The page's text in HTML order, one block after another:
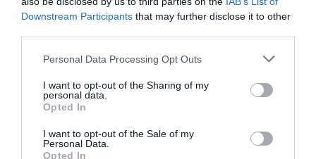
Downstream Participants that may further disclose it to other
Personal Data Processing Opt Outs
I want to opt-out of the Sharing of my
personal data.
Opted In
I want to opt-out of the Sale of my
Personal Data.
Opted In